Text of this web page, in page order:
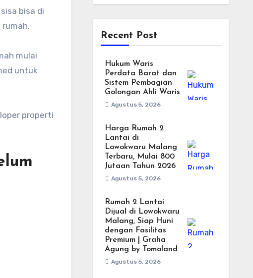
bisa di
mulai
untuk
properti
Recent Post
Hukum Waris
Perdata Barat dan
Sistem Pembagian
Golongan Ahli Waris
Agustus 5, 2026
Harga Rumah 2
Lantai di
Lowokwaru Malang
Terbaru, Mulai 800
Jutaan Tahun 2026
Agustus 5, 2026
Rumah 2 Lantai
Dijual di Lowokwaru
Malang, Siap Huni
dengan Fasilitas
Premium | Graha
Agung by Tomoland
Agustus 5, 2026